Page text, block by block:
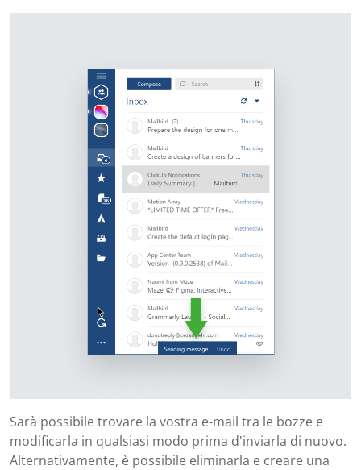
Sarà possibile trovare la vostra e-mail tra le bozze e
modificarla in qualsiasi modo prima d'inviarla di nuovo.
Alternativamente, è possibile eliminarla e creare una